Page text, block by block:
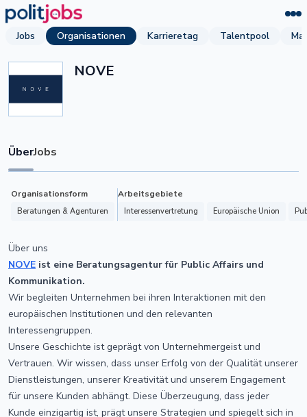
Jobs Organisationen Karrieretag Talentpool
NOVE
ÜberJobs
Organisationsform
Beratungen & Agenturen
Arbeitsgebiete
Interessenvertretung Europäische Union
Über uns
NOVE ist eine Beratungsagentur für Public Affairs und
Kommunikation.
Wir begleiten Unternehmen bei ihren Interaktionen mit den
europäischen Institutionen und den relevanten
Interessengruppen.
Unsere Geschichte ist geprägt von Unternehmergeist und
Vertrauen. Wir wissen, dass unser Erfolg von der Qualität unserer
Dienstleistungen, unserer Kreativität und unserem Engagement
für unsere Kunden abhängt. Diese Überzeugung, dass jeder
Kunde einzigartig ist, prägt unsere Strategien und spiegelt sich in